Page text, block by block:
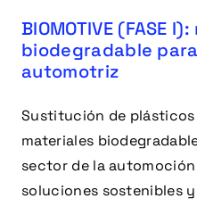
BIOMOTIVE (FASE
biodegradable
automotriz
Sustitución de
materiales
sector de la
soluciones sostenibles